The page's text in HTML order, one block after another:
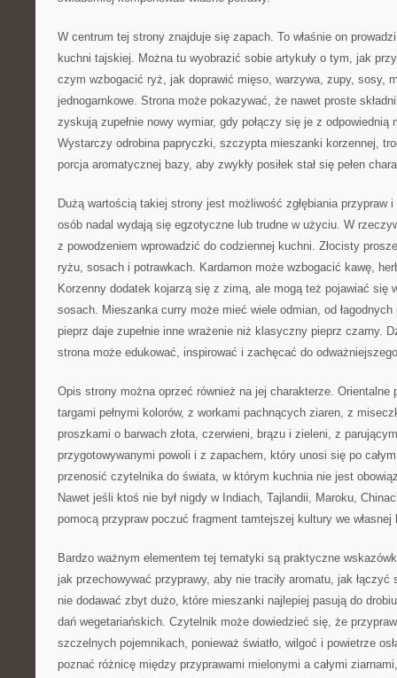
W centrum tej strony znajduje się zapach. To właśnie on
kuchni tajskiej. Można tu wyobrazić sobie artykuły o tym, jak
czym wzbogacić ryż, jak doprawić mięso, warzywa, zupy, sosy,
jednogarnkowe. Strona może pokazywać, że nawet proste
zyskują zupełnie nowy wymiar, gdy połączy się je z odpowiednią
Wystarczy odrobina papryczki, szczypta mieszanki korzennej,
porcja aromatycznej bazy, aby zwykły posiłek stał się pełen
Dużą wartością takiej strony jest możliwość zgłębiania przypraw
osób nadal wydają się egzotyczne lub trudne w użyciu. W
z powodzeniem wprowadzić do codziennej kuchni. Złocisty
ryżu, sosach i potrawkach. Kardamon może wzbogacić kawę,
Korzenny dodatek kojarzą się z zimą, ale mogą też pojawiać się
sosach. Mieszanka curry może mieć wiele odmian, od
pieprz daje zupełnie inne wrażenie niż klasyczny pieprz czarny.
strona może edukować, inspirować i zachęcać do
Opis strony można oprzeć również na jej charakterze. Orientalne
targami pełnymi kolorów, z workami pachnących ziaren, z
proszkami o barwach złota, czerwieni, brązu i zieleni, z
przygotowywanymi powoli i z zapachem, który unosi się po
przenosić czytelnika do świata, w którym kuchnia nie jest
Nawet jeśli ktoś nie był nigdy w Indiach, Tajlandii, Maroku,
pomocą przypraw poczuć fragment tamtejszej kultury we własnej
Bardzo ważnym elementem tej tematyki są praktyczne
jak przechowywać przyprawy, aby nie traciły aromatu, jak łączyć
nie dodawać zbyt dużo, które mieszanki najlepiej pasują do
dań wegetariańskich. Czytelnik może dowiedzieć się, że
szczelnych pojemnikach, ponieważ światło, wilgoć i powietrze
poznać różnicę między przyprawami mielonymi a całymi